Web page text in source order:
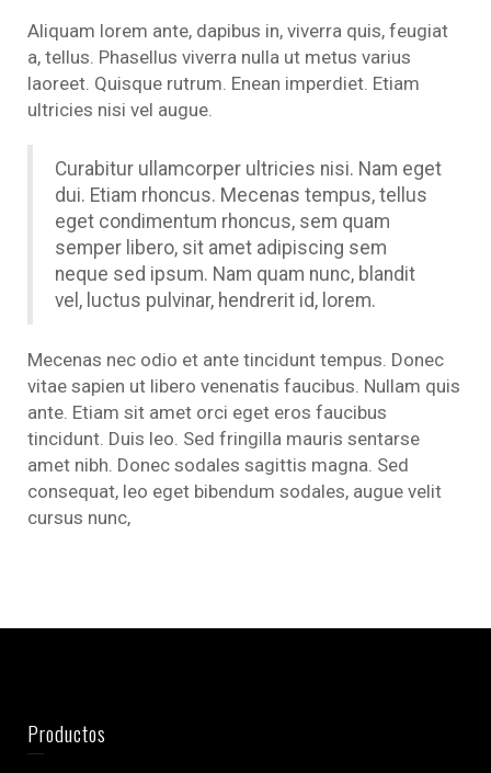
Aliquam lorem ante, dapibus in, viverra quis, feugiat
a, tellus. Phasellus viverra nulla ut metus varius
laoreet. Quisque rutrum. Enean imperdiet. Etiam
ultricies nisi vel augue.
Curabitur ullamcorper ultricies nisi. Nam eget
dui. Etiam rhoncus. Mecenas tempus, tellus
eget condimentum rhoncus, sem quam
semper libero, sit amet adipiscing sem
neque sed ipsum. Nam quam nunc, blandit
vel, luctus pulvinar, hendrerit id, lorem.
Mecenas nec odio et ante tincidunt tempus. Donec
vitae sapien ut libero venenatis faucibus. Nullam quis
ante. Etiam sit amet orci eget eros faucibus
tincidunt. Duis leo. Sed fringilla mauris sentarse
amet nibh. Donec sodales sagittis magna. Sed
consequat, leo eget bibendum sodales, augue velit
cursus nunc,
Productos